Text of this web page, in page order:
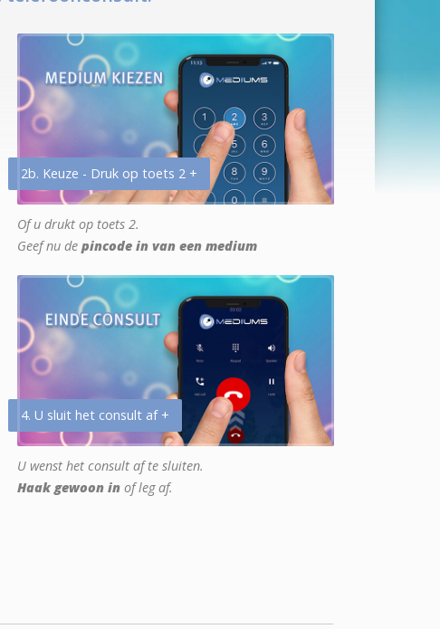
2b. Keuze - Druk op toets 2 +
Of u drukt op toets 2.
Geef nu de pincode in van een medium
4. U sluit het consult af +
U wenst het consult af te sluiten.
Haak gewoon in of leg af.